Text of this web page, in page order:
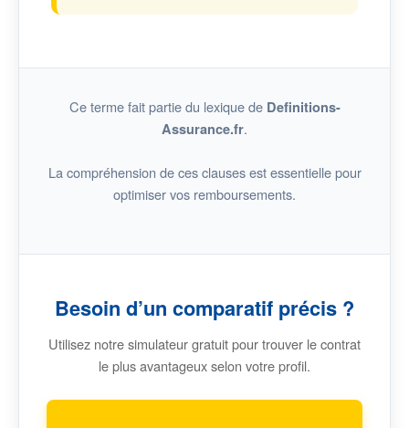
Ce terme fait partie du lexique de Definitions-
Assurance.fr.
La compréhension de ces clauses est essentielle pour
optimiser vos remboursements.
Besoin d’un comparatif précis ?
Utilisez notre simulateur gratuit pour trouver le contrat
le plus avantageux selon votre profil.